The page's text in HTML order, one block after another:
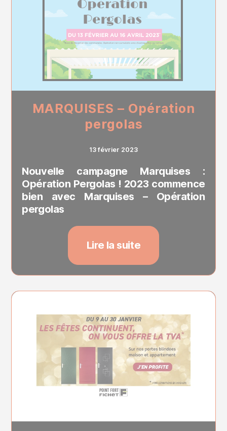
MARQUISES – Opération
pergolas
13 février 2023
Nouvelle campagne Marquises :
Opération Pergolas ! 2023 commence
bien avec Marquises – Opération
pergolas
Lire la suite